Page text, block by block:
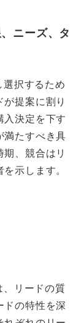
ニーズ、タ
択するため
提案に割り
入決定を下す
満たすべき具
、競合はリ
示します。
リードの質
ドの特性を深